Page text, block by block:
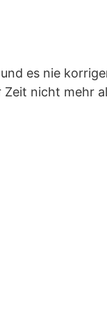
es nie
nicht mehr